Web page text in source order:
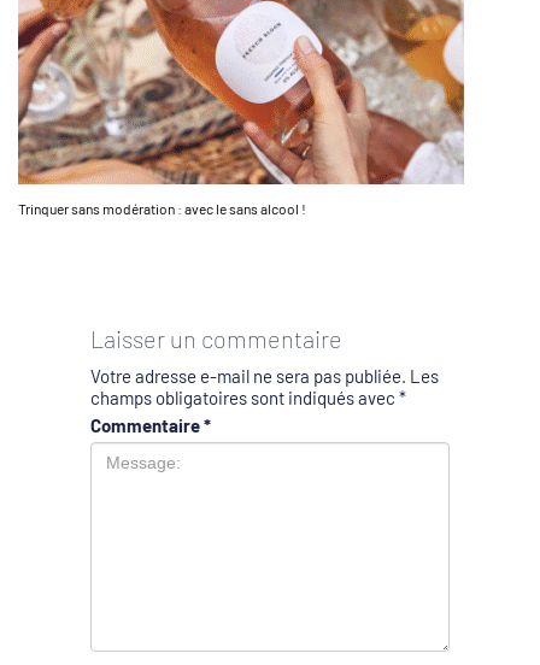
Trinquer sans modération : avec le sans alcool !
Laisser un commentaire
Votre adresse e-mail ne sera pas publiée. Les
champs obligatoires sont indiqués avec *
Commentaire*